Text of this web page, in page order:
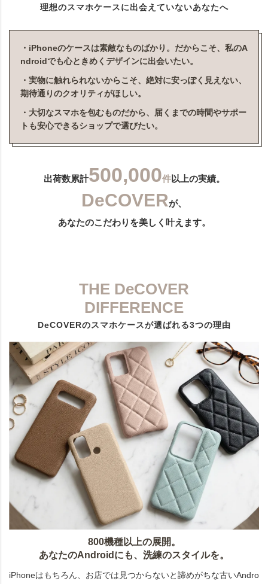
理想のスマホケースに出会えていないあなたへ
・iPhoneのケースは素敵なものばかり。だからこそ、私のA
ndroidでも心ときめくデザインに出会いたい。
・実物に触れられないからこそ、絶対に安っぽく見えない、
期待通りのクオリティがほしい。
・大切なスマホを包むものだから、届くまでの時間やサポー
トも安心できるショップで選びたい。
出荷数累計500,000件以上の実績。
DeCOVERが、
あなたのこだわりを美しく叶えます。
THE DeCOVER
DIFFERENCE
DeCOVERのスマホケースが選ばれる3つの理由
800機種以上の展開。
あなたのAndroidにも、洗練のスタイルを。
iPhoneはもちろん、お店では見つからないと諦めがちな古いAndro